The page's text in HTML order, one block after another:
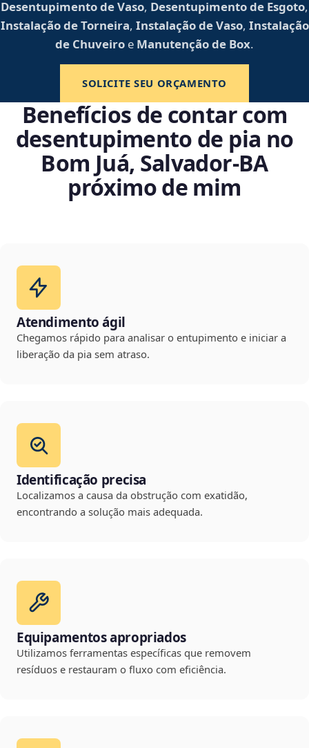
Desentupimento de Vaso, Desentupimento de Esgoto,
Instalação de Torneira, Instalação de Vaso, Instalação
de Chuveiro e Manutenção de Box.
SOLICITE SEU ORÇAMENTO
Benefícios de contar com
desentupimento de pia no
Bom Juá, Salvador‑BA
próximo de mim
Atendimento ágil
Chegamos rápido para analisar o entupimento e iniciar a
liberação da pia sem atraso.
Identificação precisa
Localizamos a causa da obstrução com exatidão,
encontrando a solução mais adequada.
Equipamentos apropriados
Utilizamos ferramentas específicas que removem
resíduos e restauram o fluxo com eficiência.